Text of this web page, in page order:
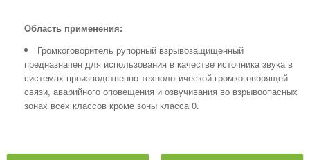
Область применения:
Громкоговоритель рупорный взрывозащищенный
предназначен для использования в качестве источника звука в
системах производственно-технологической громкоговорящей
связи, аварийного оповещения и озвучивания во взрывоопасных
зонах всех классов кроме зоны класса 0.